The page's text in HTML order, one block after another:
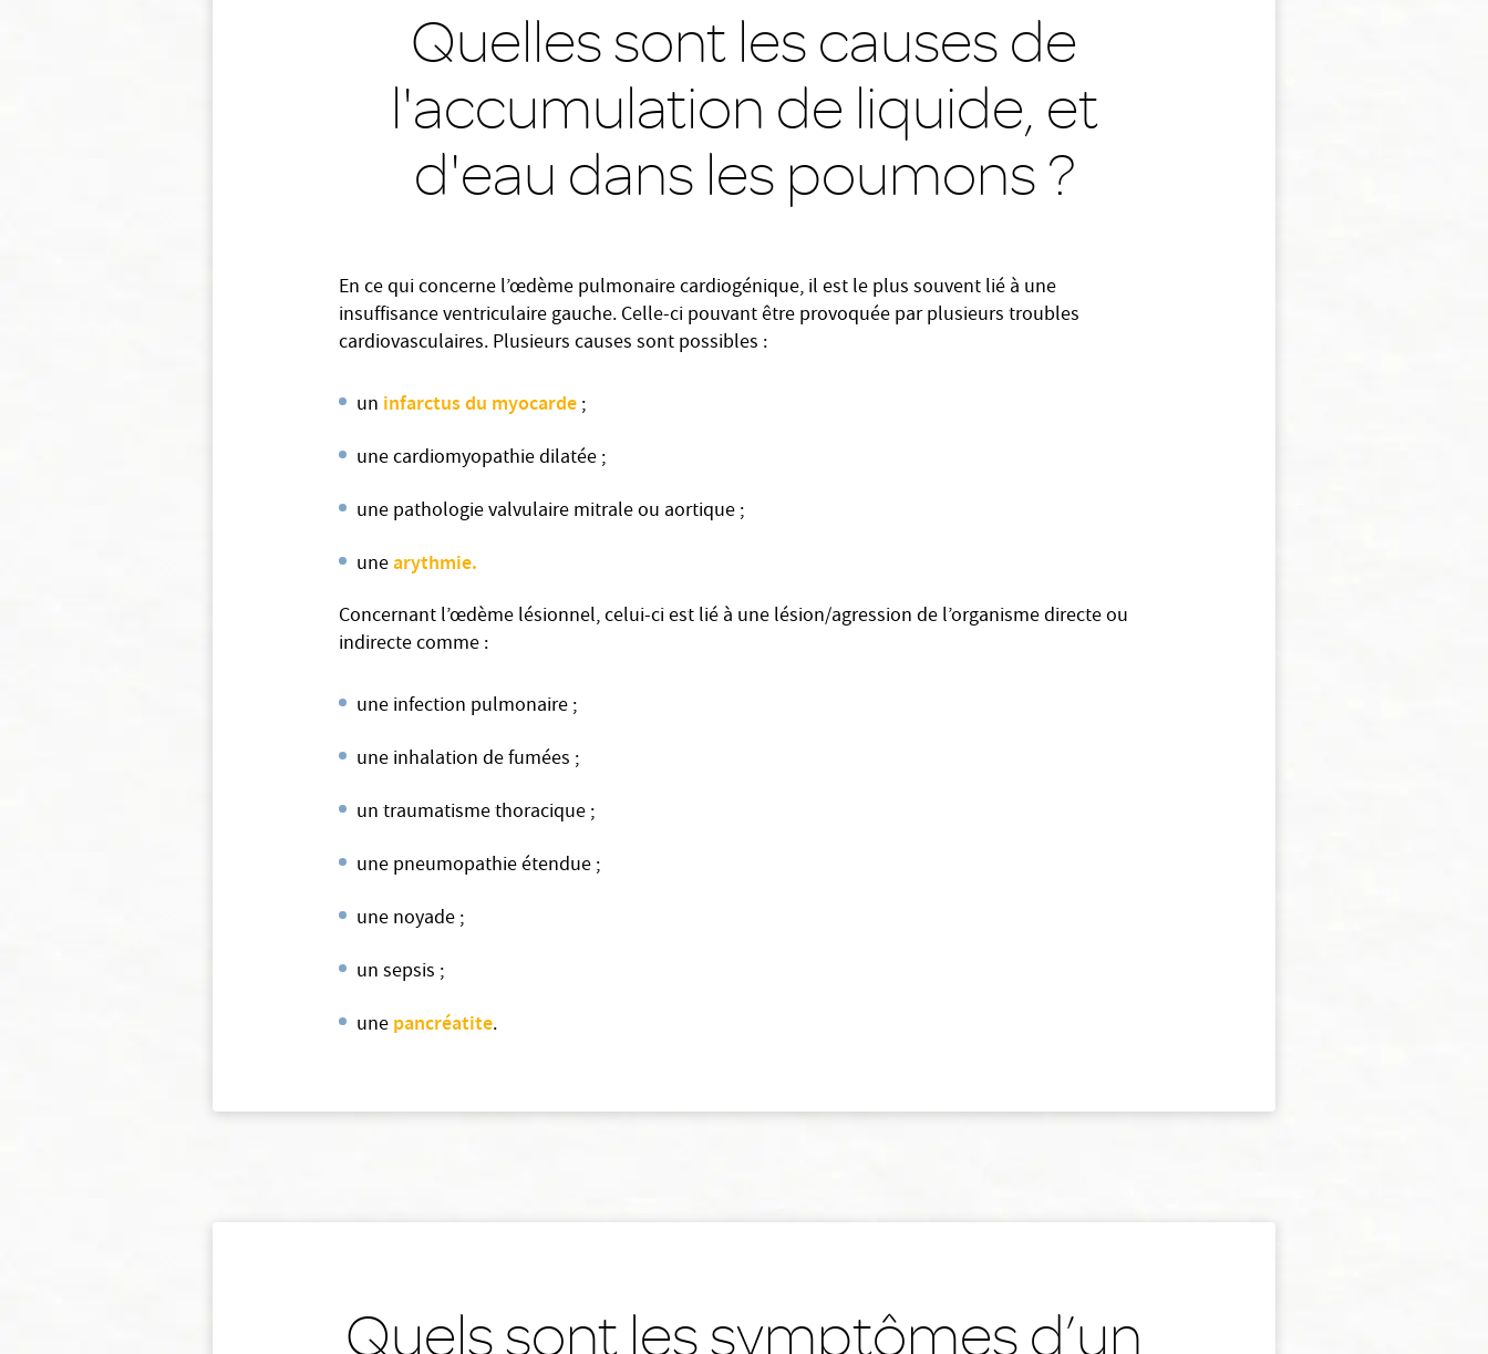
Quelles sont les causes de
l'accumulation de liquide, et
d'eau dans les poumons ?
En ce qui concerne l’œdème pulmonaire cardiogénique, il est le plus souvent lié à une
insuffisance ventriculaire gauche. Celle-ci pouvant être provoquée par plusieurs troubles
cardiovasculaires. Plusieurs causes sont possibles :
un infarctus du myocarde;
une cardiomyopathie dilatée ;
une pathologie valvulaire mitrale ou aortique ;
unearythmie.
Concernant l’œdème lésionnel, celui-ci est lié à une lésion/agression de l’organisme directe ou
indirecte comme :
une infection pulmonaire ;
une inhalation de fumées ;
un traumatisme thoracique ;
une pneumopathie étendue ;
une noyade ;
un sepsis ;
unepancréatite.
Quels sont les symptômes d’un